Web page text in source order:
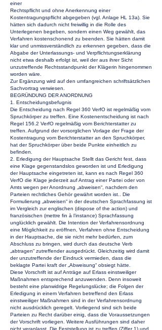
einer
Rechtspflicht und ohne Anerkennung einer
Kostentragungspflicht abgegeben (vgl. Anlage HL 13a). Sie
hätten sich dadurch nicht freiwillig in die Rolle des
Unterlegenen begeben, sondern einen Weg gewählt, das
Verfahren kostenschonend zu beenden. Sie hätten damit
klar und unmissverständlich zu erkennen gegeben, dass die
Abgabe der Unterlassungs- und Verpflichtungserklärung
nicht etwa deshalb erfolgt ist, weil der aus ihrer Sicht
unzutreffende Rechtsstandpunkt der Klägerin hingenommen
worden wäre.
Zur Ergänzung wird auf den umfangreichen schriftsätzlichen
Sachvortrag verwiesen.
BEGRÜNDUNG DER ANORDNUNG
1. Entscheidungsbefugnis
Die Entscheidung nach Regel 360 VerfO ist regelmäßig vom
Spruchkörper zu treffen. Eine Kostenentscheidung ist nach
Regel 156.2 VerfO regelmäßig vom Berichterstatter zu
treffen. Aufgrund der vorsorglichen Vorlage der Frage der
Kostentragung vom Berichterstatter an den Spruchkörper,
hat der Spruchkörper über beide Punkte einheitlich zu
befinden.
2. Erledigung der Hauptsache Stellt das Gericht fest, dass
eine Klage gegenstandslos geworden ist und Erledigung
der Hauptsache eingetreten ist, kann es nach Regel 360
VerfO die Klage jederzeit auf Antrag einer Partei oder von
Amts wegen per Anordnung „abweisen“, nachdem den
Parteien rechtliches Gehör gewährt worden ist.. Die
Formulierung „abweisen“ in der deutschen Sprachfassung ist
im Vergleich zur englischen (dispose of the action) und
französischen (mettre fin à l’instance) Sprachfassung
unglücklich gewählt. Die Intention der Verfahrensordnung
eine Möglichkeit zu eröffnen, Verfahren ohne Entscheidung
in der Hauptsache, die sie nicht mehr bedürfen, zum
Abschluss zu bringen, wird durch das deutsche Verb
„abtragen“ zutreffender ausgedrückt. Gleichzeitig wird damit
der unzutreffende der Eindruck vermieden, dass die
beklagte Partei kraft der „Abweisung“ obsiegt hätte.
Diese Vorschrift ist auf Anträge auf Erlass einstweiliger
Maßnahmen entsprechend anzuwenden. Denn insoweit
besteht eine planwidrige Regelungslücke; die Folgen der
Erledigung in einem Verfahren betreffend den Erlass
einstweiliger Maßnahmen sind in der Verfahrensordnung
nicht ausdrücklich geregelt. Vorliegend sind sich beide
Parteien zu Recht darüber einig, dass die Voraussetzungen
der Vorschrift vorliegen. Weitere Ausführungen sind daher
nicht veranlasst. Die Feststellung ist zu treffen (Ziffer 1) und